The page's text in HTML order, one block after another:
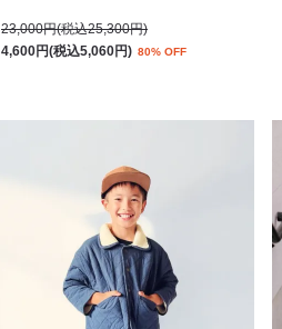
23,000円(税込25,300円)
4,600円(税込5,060円) 80% OFF